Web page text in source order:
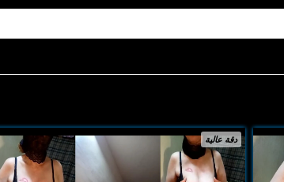
دقة عالية